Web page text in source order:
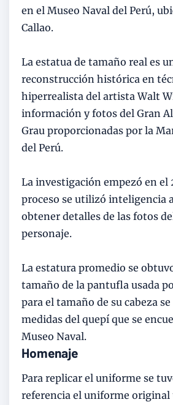
en el Museo Naval del Perú,
Callao.
La estatua de tamaño real es
reconstrucción histórica en
hiperrealista del artista Walt
información y fotos del Gran
Grau proporcionadas por la
del Perú.
La investigación empezó en el
proceso se utilizó inteligencia
obtener detalles de las fotos
personaje.
La estatura promedio se
tamaño de la pantufla usada
para el tamaño de su cabeza
medidas del quepí que se
Museo Naval.
Homenaje
Para replicar el uniforme se
referencia el uniforme original